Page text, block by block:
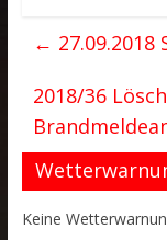
←
2018/36
Keine